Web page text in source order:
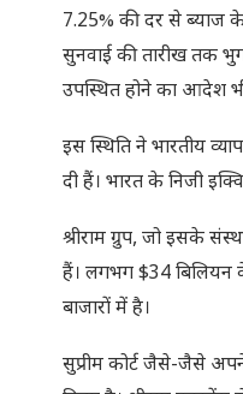
7.25% की दर से ब्याज
सुनवाई की तारीख तक
उपस्थित होने का आदेश
इस स्थिति ने भारतीय
दी हैं। भारत के निजी
श्रीराम ग्रुप, जो इसके
हैं। लगभग $34 बिलियन
बाजारों में है।
सुप्रीम कोर्ट जैसे-जैसे